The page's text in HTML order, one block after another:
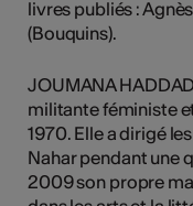
livres publiés :
(Bouquins).
JOUMANA
militante féministe
1970. Elle a dirigé
Nahar pendant une
2009 son propre